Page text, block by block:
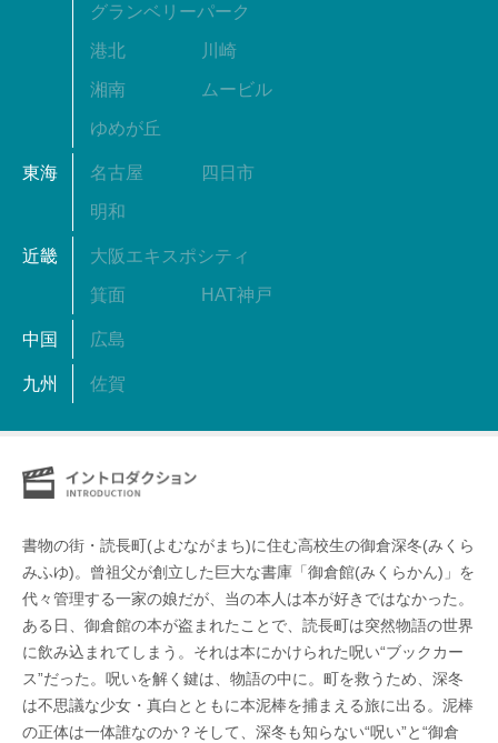
グランベリーパーク
港北 川崎
湘南 ムービル
ゆめが丘
東海 名古屋 四日市
明和
近畿 大阪エキスポシティ
箕面 HAT神戸
中国 広島
九州 佐賀
書物の街・読長町(よむながまち)に住む高校生の御倉深冬(みくら
みふゆ)。曾祖父が創立した巨大な書庫「御倉館(みくらかん)」を
代々管理する一家の娘だが、当の本人は本が好きではなかった。
ある日、御倉館の本が盗まれたことで、読長町は突然物語の世界
に飲み込まれてしまう。それは本にかけられた呪い“ブックカー
ス”だった。呪いを解く鍵は、物語の中に。町を救うため、深冬
は不思議な少女・真白とともに本泥棒を捕まえる旅に出る。泥棒
の正体は一体誰なのか？そして、深冬も知らない“呪い”と“御倉